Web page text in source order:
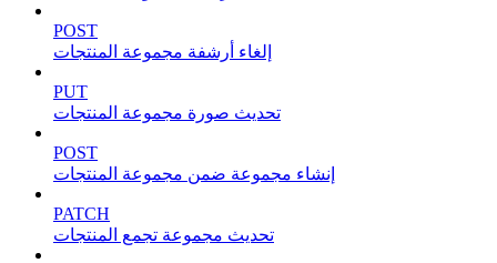
POST
إلغاء أرشفة مجموعة المنتجات
PUT
تحديث صورة مجموعة المنتجات
POST
إنشاء مجموعة ضمن مجموعة المنتجات
PATCH
تحديث مجموعة تجمع المنتجات